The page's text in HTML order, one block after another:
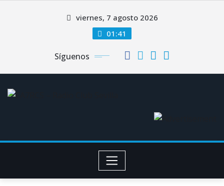
viernes, 7 agosto 2026
01:41
Síguenos